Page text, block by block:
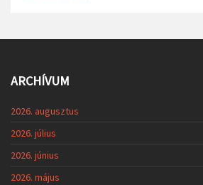
ARCHÍVUM
2026. augusztus
2026. július
2026. június
2026. május